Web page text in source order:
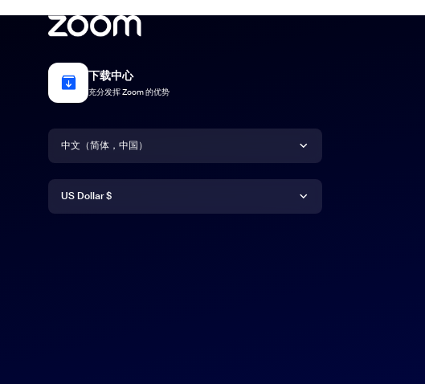
下载中心
充分发挥 Zoom 的优势
语言
中文（简体，中国）
Deutsch
货币
US Dollar $